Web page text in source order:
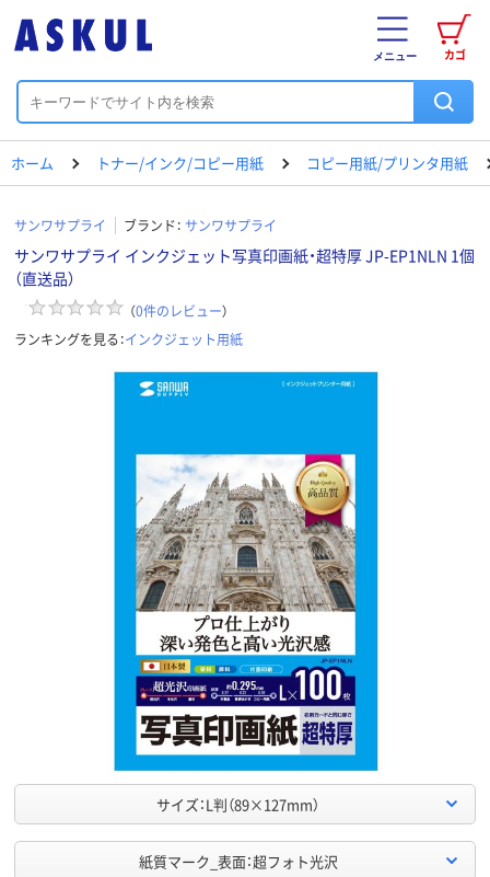
カゴ
メニュー
ホーム トナー/インク/コピー用紙 コピー用紙/プリンタ用紙
サンワサプライ ブランド： サンワサプライ
サンワサプライ インクジェット写真印画紙・超特厚 JP-EP1NLN 1個
（直送品）
（0件のレビュー）
ランキングを見る：インクジェット用紙
サイズ：L判（89×127mm）
紙質マーク_表面：超フォト光沢